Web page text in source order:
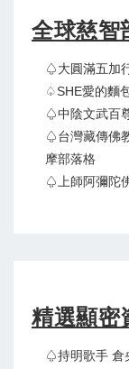
全球慈智
♤大圓滿五加
♤SHE愛的麵
♤中陰文武百
♤台灣藏傳佛
摩部落格
♤上師阿彌陀
精選顯密
♤持明歌手 倉